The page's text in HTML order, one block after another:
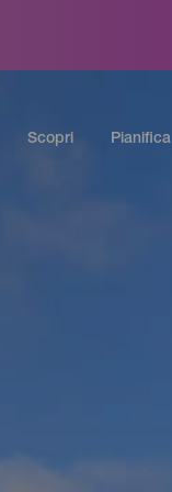
Scopri Pianifica